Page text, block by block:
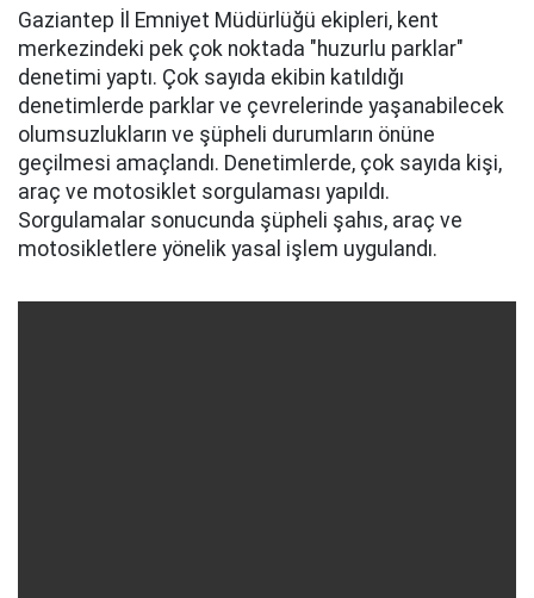
Gaziantep İl Emniyet Müdürlüğü ekipleri, kent
merkezindeki pek çok noktada "huzurlu parklar"
denetimi yaptı. Çok sayıda ekibin katıldığı
denetimlerde parklar ve çevrelerinde yaşanabilecek
olumsuzlukların ve şüpheli durumların önüne
geçilmesi amaçlandı. Denetimlerde, çok sayıda kişi,
araç ve motosiklet sorgulaması yapıldı.
Sorgulamalar sonucunda şüpheli şahıs, araç ve
motosikletlere yönelik yasal işlem uygulandı.